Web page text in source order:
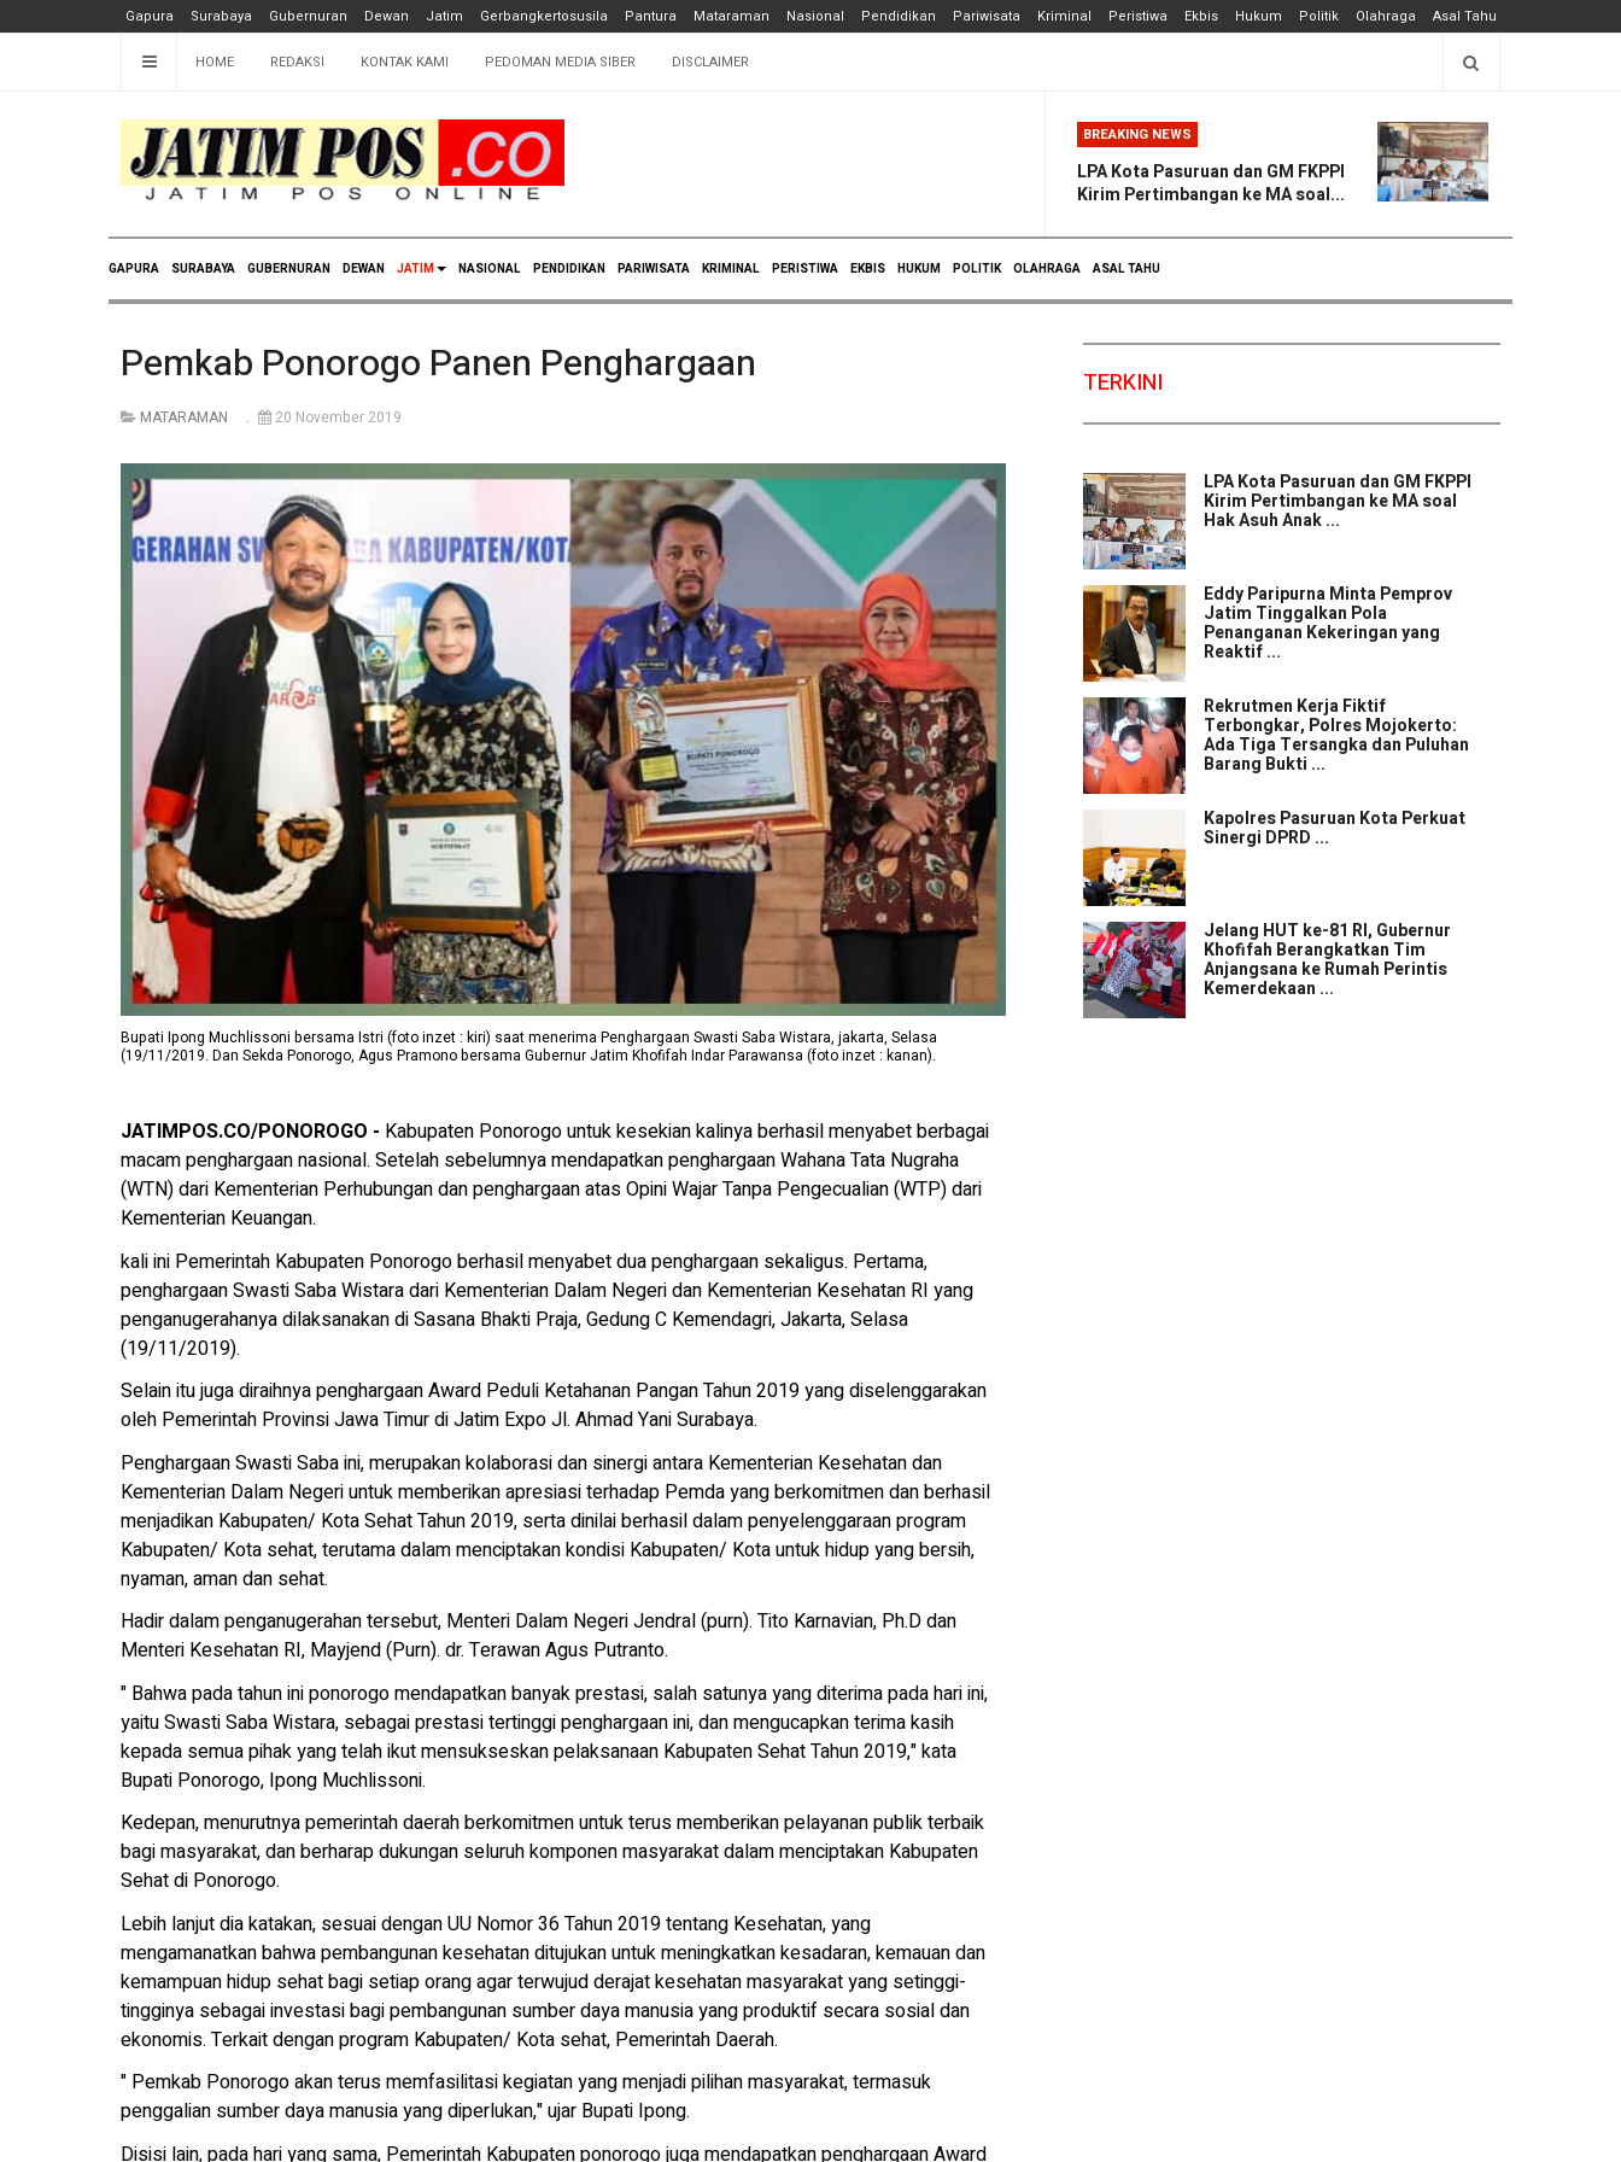
Gapura Surabaya Gubernuran Dewan Jatim Gerbangkertosusila Pantura Mataraman Nasional Pendidikan Pariwisata Kriminal Peristiwa Ekbis Hukum Politik Olahraga Asal Tahu
HOME REDAKSI KONTAK KAMI PEDOMAN MEDIA SIBER DISCLAIMER
BREAKING NEWS
LPA Kota Pasuruan dan GM FKPPI
Kirim Pertimbangan ke MA soal...
GAPURA SURABAYA GUBERNURAN DEWAN JATIM NASIONAL PENDIDIKAN PARIWISATA KRIMINAL PERISTIWA EKBIS HUKUM POLITIK OLAHRAGA ASAL TAHU
Pemkab Ponorogo Panen Penghargaan
MATARAMAN 20 November 2019
Bupati Ipong Muchlissoni bersama Istri (foto inzet : kiri) saat menerima Penghargaan Swasti Saba Wistara, jakarta, Selasa
(19/11/2019. Dan Sekda Ponorogo, Agus Pramono bersama Gubernur Jatim Khofifah Indar Parawansa (foto inzet : kanan).
JATIMPOS.CO/PONOROGO - Kabupaten Ponorogo untuk kesekian kalinya berhasil menyabet berbagai
macam penghargaan nasional. Setelah sebelumnya mendapatkan penghargaan Wahana Tata Nugraha
(WTN) dari Kementerian Perhubungan dan penghargaan atas Opini Wajar Tanpa Pengecualian (WTP) dari
Kementerian Keuangan.
kali ini Pemerintah Kabupaten Ponorogo berhasil menyabet dua penghargaan sekaligus. Pertama,
penghargaan Swasti Saba Wistara dari Kementerian Dalam Negeri dan Kementerian Kesehatan RI yang
penganugerahanya dilaksanakan di Sasana Bhakti Praja, Gedung C Kemendagri, Jakarta, Selasa
(19/11/2019).
Selain itu juga diraihnya penghargaan Award Peduli Ketahanan Pangan Tahun 2019 yang diselenggarakan
oleh Pemerintah Provinsi Jawa Timur di Jatim Expo Jl. Ahmad Yani Surabaya.
Penghargaan Swasti Saba ini, merupakan kolaborasi dan sinergi antara Kementerian Kesehatan dan
Kementerian Dalam Negeri untuk memberikan apresiasi terhadap Pemda yang berkomitmen dan berhasil
menjadikan Kabupaten/ Kota Sehat Tahun 2019, serta dinilai berhasil dalam penyelenggaraan program
Kabupaten/ Kota sehat, terutama dalam menciptakan kondisi Kabupaten/ Kota untuk hidup yang bersih,
nyaman, aman dan sehat.
Hadir dalam penganugerahan tersebut, Menteri Dalam Negeri Jendral (purn). Tito Karnavian, Ph.D dan
Menteri Kesehatan RI, Mayjend (Purn). dr. Terawan Agus Putranto.
" Bahwa pada tahun ini ponorogo mendapatkan banyak prestasi, salah satunya yang diterima pada hari ini,
yaitu Swasti Saba Wistara, sebagai prestasi tertinggi penghargaan ini, dan mengucapkan terima kasih
kepada semua pihak yang telah ikut mensukseskan pelaksanaan Kabupaten Sehat Tahun 2019," kata
Bupati Ponorogo, Ipong Muchlissoni.
Kedepan, menurutnya pemerintah daerah berkomitmen untuk terus memberikan pelayanan publik terbaik
bagi masyarakat, dan berharap dukungan seluruh komponen masyarakat dalam menciptakan Kabupaten
Sehat di Ponorogo.
Lebih lanjut dia katakan, sesuai dengan UU Nomor 36 Tahun 2019 tentang Kesehatan, yang
mengamanatkan bahwa pembangunan kesehatan ditujukan untuk meningkatkan kesadaran, kemauan dan
kemampuan hidup sehat bagi setiap orang agar terwujud derajat kesehatan masyarakat yang setinggi-
tingginya sebagai investasi bagi pembangunan sumber daya manusia yang produktif secara sosial dan
ekonomis. Terkait dengan program Kabupaten/ Kota sehat, Pemerintah Daerah.
" Pemkab Ponorogo akan terus memfasilitasi kegiatan yang menjadi pilihan masyarakat, termasuk
penggalian sumber daya manusia yang diperlukan," ujar Bupati Ipong.
Disisi lain, pada hari yang sama, Pemerintah Kabupaten ponorogo juga mendapatkan penghargaan Award
TERKINI
LPA Kota Pasuruan dan GM FKPPI
Kirim Pertimbangan ke MA soal
Hak Asuh Anak ...
Eddy Paripurna Minta Pemprov
Jatim Tinggalkan Pola
Penanganan Kekeringan yang
Reaktif ...
Rekrutmen Kerja Fiktif
Terbongkar, Polres Mojokerto:
Ada Tiga Tersangka dan Puluhan
Barang Bukti ...
Kapolres Pasuruan Kota Perkuat
Sinergi DPRD ...
Jelang HUT ke-81 RI, Gubernur
Khofifah Berangkatkan Tim
Anjangsana ke Rumah Perintis
Kemerdekaan ...